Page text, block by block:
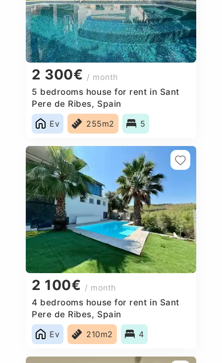
2 300€ / month
5 bedrooms house for rent in Sant
Pere de Ribes, Spain
Ev
255m2 5
2 100€ / month
4 bedrooms house for rent in Sant
Pere de Ribes, Spain
Ev
210m2 4